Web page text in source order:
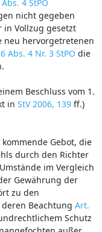
4 StPO
nicht gegeben
Vollzug gesetzt
neu hervorgetretenen
Abs. 4 Nr. 3 StPO die
Beschluss vom 1.
in StV 2006, 139ff.)
Gebot, die
durch den Richter
im Vergleich
Gewährung der
zu den
Beachtung Art.
Schutz